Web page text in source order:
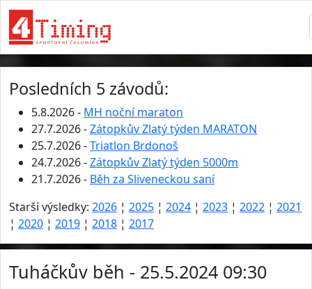
Posledních 5 závodů:
5.8.2026 - MH noční maraton
27.7.2026 -Zátopkův Zlatý týden MARATON
25.7.2026 -Triatlon Brdonoš
24.7.2026 -Zátopkův Zlatý týden 5000m
21.7.2026 - Běh za Sliveneckou saní
Starší výsledky: 2026 ¦ 2025 ¦ 2024 ¦ 2023 ¦ 2022 ¦ 2021
¦ 2020 ¦ 2019 ¦ 2018 ¦ 2017
Tuháčkův běh - 25.5.2024 09:30